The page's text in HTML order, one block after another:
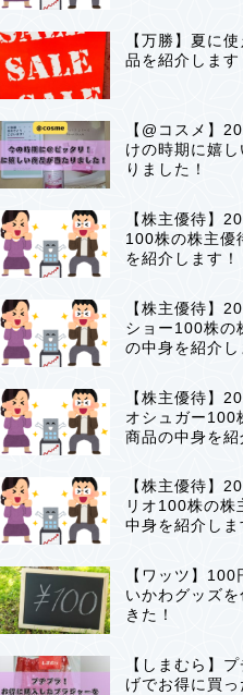
【万勝】夏に
品を紹介します
【@コスメ】
けの時期に嬉
りました！
【株主優待】
100株の株主優
を紹介します！
【株主優待】
ショー100株の
の中身を紹介し
【株主優待】
オシュガー100
商品の中身を紹
【株主優待】
リオ100株の株
中身を紹介しま
【ワッツ】100
いかわグッズ
きた！
【しまむら】
げでお得に買